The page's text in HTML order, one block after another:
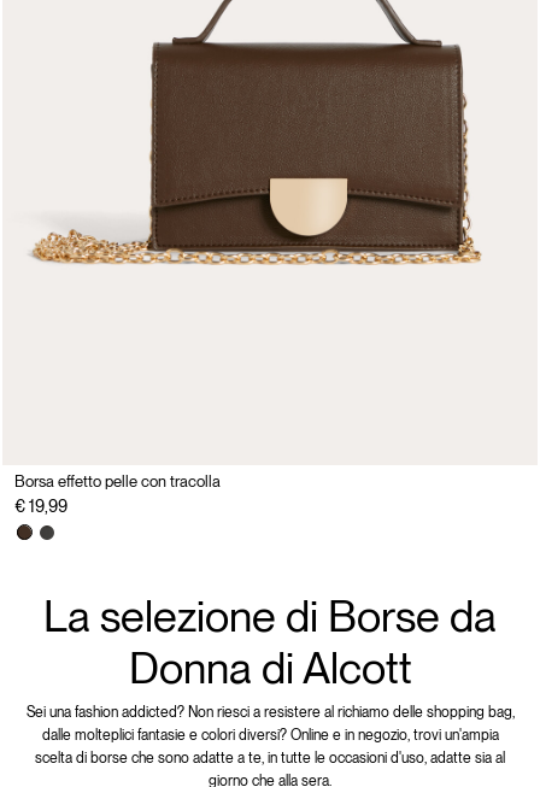
Borsa effetto pelle con tracolla
€ 19,99
La selezione di Borse da
Donna di Alcott
Sei una fashion addicted? Non riesci a resistere al richiamo delle shopping bag,
dalle molteplici fantasie e colori diversi? Online e in negozio, trovi un'ampia
scelta di borse che sono adatte a te, in tutte le occasioni d'uso, adatte sia al
giorno che alla sera.